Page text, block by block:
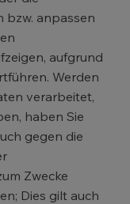
bzw. anpassen
aufgrund
Werden
verarbeitet,
haben Sie
gegen die
Zwecke
Dies gilt auch